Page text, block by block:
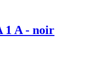
1 A - noir